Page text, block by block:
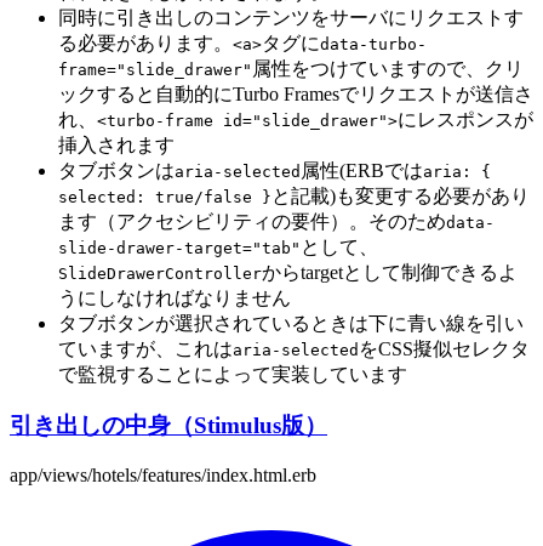
同時に引き出しのコンテンツをサーバにリクエストす
る必要があります。 <a>タグにdata-turbo-
frame="slide_drawer" 属性をつけていますので、クリ
ックすると自動的にTurbo Framesでリクエストが送信さ
れ、 <turbo-frame id="slide_drawer">にレスポンスが
挿入されます
タブボタンはaria-selected 属性(ERBではaria: {
selected: true/false } と記載)も変更する必要があり
ます（アクセシビリティの要件）。そのためdata-
slide-drawer-target="tab" として、
SlideDrawerControllerからtargetとして制御できるよ
うにしなければなりません
タブボタンが選択されているときは下に青い線を引い
ていますが、これはaria-selected をCSS擬似セレクタ
で監視することによって実装しています
引き出しの中身（Stimulus版）
app/views/hotels/features/index.html.erb